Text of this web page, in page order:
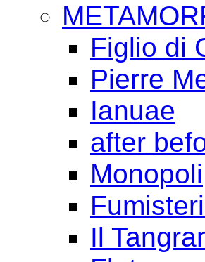
Figlio di
Pierre
Ianuae
after
Monopoli
Il